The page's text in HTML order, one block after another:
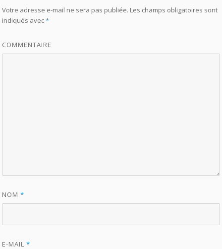
Votre adresse e-mail ne sera pas publiée. Les champs obligatoires sont
indiqués avec*
COMMENTAIRE
NOM*
E-MAIL*